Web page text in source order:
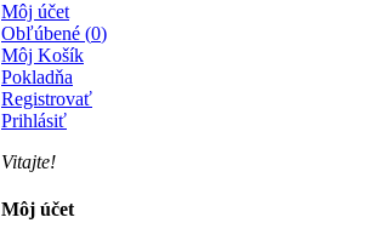
Môj účet
Obľúbené (0)
Môj Košík
Pokladňa
Registrovať
Prihlásiť
Vitajte!
Môj účet